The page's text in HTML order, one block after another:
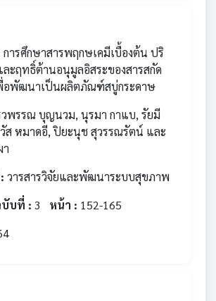
การศึกษาสารพฤกษเคมีเบื้องต้น ปริ
ะฤทธิ์ต้านอนุมูลอิสระของสารสกัด
อพัฒนาเป็นผลิตภัณฑ์สบู่กระดาษ
พรรณ บุญนวม, นุรมา กาแบ, รัยมี
ส หมาดอี, ปิยะนุช สุวรรณรัตน์ และ
วารสารวิจัยและพัฒนาระบบสุขภาพ
บที่ : 3 หน้า : 152-165